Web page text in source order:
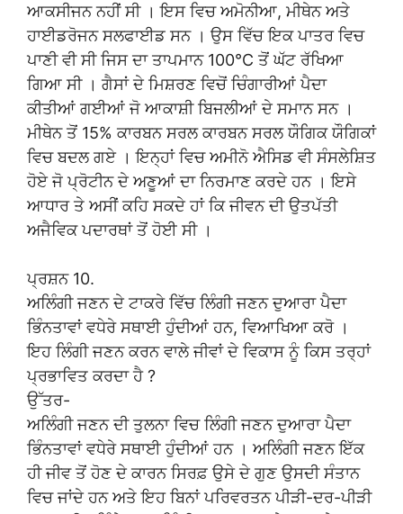
ਆਕਸੀਜਨ ਨਹੀਂ ਸੀ । ਇਸ ਵਿਚ ਅਮੋਨੀਆ, ਮੀਥੇਨ ਅਤੇ
ਹਾਈਡਰੋਜਨ ਸਲਫਾਈਡ ਸਨ । ਉਸ ਵਿੱਚ ਇਕ ਪਾਤਰ ਵਿਚ
ਪਾਣੀ ਵੀ ਸੀ ਜਿਸ ਦਾ ਤਾਪਮਾਨ 100°C ਤੋਂ ਘੱਟ ਰੱਖਿਆ
ਗਿਆ ਸੀ । ਗੈਸਾਂ ਦੇ ਮਿਸ਼ਰਣ ਵਿਚੋਂ ਚਿੰਗਾਰੀਆਂ ਪੈਦਾ
ਕੀਤੀਆਂ ਗਈਆਂ ਜੋ ਆਕਾਸ਼ੀ ਬਿਜਲੀਆਂ ਦੇ ਸਮਾਨ ਸਨ ।
ਮੀਥੇਨ ਤੋਂ 15% ਕਾਰਬਨ ਸਰਲ ਕਾਰਬਨ ਸਰਲ ਯੌਗਿਕ ਯੌਗਿਕਾਂ
ਵਿਚ ਬਦਲ ਗਏ । ਇਨ੍ਹਾਂ ਵਿਚ ਅਮੀਨੋ ਐਸਿਡ ਵੀ ਸੰਸਲੇਸ਼ਿਤ
ਹੋਏ ਜੋ ਪ੍ਰੋਟੀਨ ਦੇ ਅਣੂਆਂ ਦਾ ਨਿਰਮਾਣ ਕਰਦੇ ਹਨ । ਇਸੇ
ਆਧਾਰ ਤੇ ਅਸੀਂ ਕਹਿ ਸਕਦੇ ਹਾਂ ਕਿ ਜੀਵਨ ਦੀ ਉਤਪੱਤੀ
ਅਜੈਵਿਕ ਪਦਾਰਥਾਂ ਤੋਂ ਹੋਈ ਸੀ ।
ਪ੍ਰਸ਼ਨ 10.
ਅਲਿੰਗੀ ਜਣਨ ਦੇ ਟਾਕਰੇ ਵਿੱਚ ਲਿੰਗੀ ਜਣਨ ਦੁਆਰਾ ਪੈਦਾ
ਭਿੰਨਤਾਵਾਂ ਵਧੇਰੇ ਸਥਾਈ ਹੁੰਦੀਆਂ ਹਨ, ਵਿਆਖਿਆ ਕਰੋ ।
ਇਹ ਲਿੰਗੀ ਜਣਨ ਕਰਨ ਵਾਲੇ ਜੀਵਾਂ ਦੇ ਵਿਕਾਸ ਨੂੰ ਕਿਸ ਤਰ੍ਹਾਂ
ਪ੍ਰਭਾਵਿਤ ਕਰਦਾ ਹੈ ?
ਉੱਤਰ-
ਅਲਿੰਗੀ ਜਣਨ ਦੀ ਤੁਲਨਾ ਵਿਚ ਲਿੰਗੀ ਜਣਨ ਦੁਆਰਾ ਪੈਦਾ
ਭਿੰਨਤਾਵਾਂ ਵਧੇਰੇ ਸਥਾਈ ਹੁੰਦੀਆਂ ਹਨ । ਅਲਿੰਗੀ ਜਣਨ ਇੱਕ
ਹੀ ਜੀਵ ਤੋਂ ਹੋਣ ਦੇ ਕਾਰਨ ਸਿਰਫ਼ ਉਸੇ ਦੇ ਗੁਣ ਉਸਦੀ ਸੰਤਾਨ
ਵਿਚ ਜਾਂਦੇ ਹਨ ਅਤੇ ਇਹ ਬਿਨਾਂ ਪਰਿਵਰਤਨ ਪੀੜੀ-ਦਰ-ਪੀੜੀ